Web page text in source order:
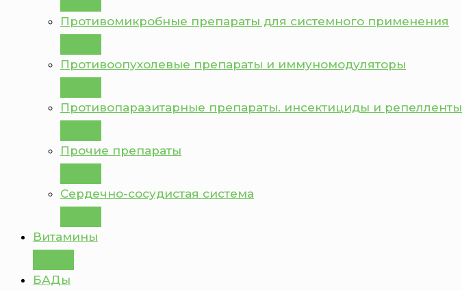
Противомикробные препараты для системного применения
Противоопухолевые препараты и иммуномодуляторы
Противопаразитарные препараты. инсектициды и репелленты
Прочие препараты
Сердечно-сосудистая система
Витамины
БАДы